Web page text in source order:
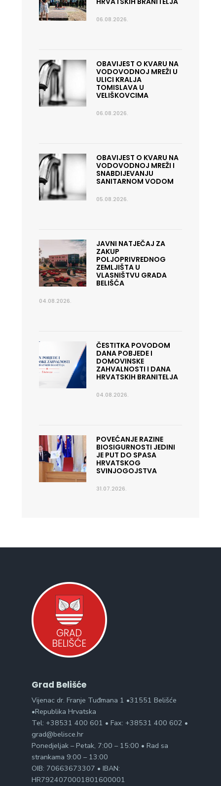
06.08.2026.
OBAVIJEST O KVARU NA
VODOVODNOJ MREŽI U
ULICI KRALJA
TOMISLAVA U
VELIŠKOVCIMA
06.08.2026.
OBAVIJEST O KVARU NA
VODOVODNOJ MREŽI I
SNABDIJEVANJU
SANITARNOM VODOM
05.08.2026.
JAVNI NATJEČAJ ZA
ZAKUP
POLJOPRIVREDNOG
ZEMLJIŠTA U
VLASNIŠTVU GRADA
BELIŠĆA
04.08.2026.
ČESTITKA POVODOM
DANA POBJEDE I
DOMOVINSKE
ZAHVALNOSTI I DANA
HRVATSKIH BRANITELJA
04.08.2026.
POVEĆANJE RAZINE
BIOSIGURNOSTI JEDINI
JE PUT DO SPASA
HRVATSKOG
SVINJOGOJSTVA
31.07.2026.
Grad Belišće
Vijenac dr. Franje Tuđmana 1 •31551 Belišće
•Republika Hrvatska
Tel: +38531 400 601 • Fax: +38531 400 602 •
grad@belisce.hr
Ponedjeljak – Petak, 7:00 – 15:00 • Rad sa
strankama 9:00 – 13:00
OIB: 70663673307 • IBAN:
HR7924070001801600001